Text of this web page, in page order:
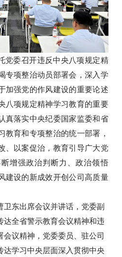
党委召开违反中央八项规定精
专项整治动员部署会，深入学
加强党的作风建设的重要论述
八项规定精神学习教育的重要
真落实中央纪委国家监委和省
教育和专项整治的统一部署，
、以案促治，教育引导广大党
增强政治判断力、政治领悟
建设的新成效开创公司高质量
卫东出席会议并讲话，党委副
全省警示教育会议精神和违
议精神，党委委员、驻公司
学习中央层面深入贯彻中央